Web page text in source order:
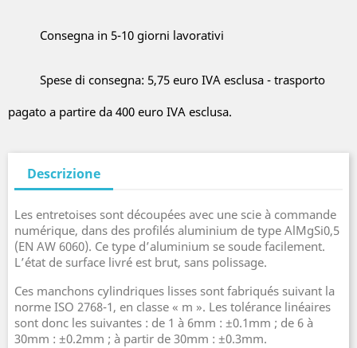
Consegna in 5-10 giorni lavorativi
Spese di consegna: 5,75 euro IVA esclusa - trasporto
pagato a partire da 400 euro IVA esclusa.
Descrizione
Les entretoises sont découpées avec une scie à commande
numérique, dans des profilés aluminium de type AlMgSi0,5
(EN AW 6060). Ce type d’aluminium se soude facilement.
L’état de surface livré est brut, sans polissage.
Ces manchons cylindriques lisses sont fabriqués suivant la
norme ISO 2768-1, en classe « m ». Les tolérance linéaires
sont donc les suivantes : de 1 à 6mm : ±0.1mm ; de 6 à
30mm : ±0.2mm ; à partir de 30mm : ±0.3mm.